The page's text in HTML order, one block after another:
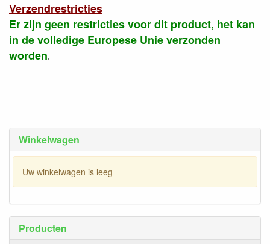
Winkelwagen
Uw winkelwagen is leeg
Producten
Verzendrestricties
Er zijn geen restricties voor dit product, het kan
in de volledige Europese Unie verzonden
worden.